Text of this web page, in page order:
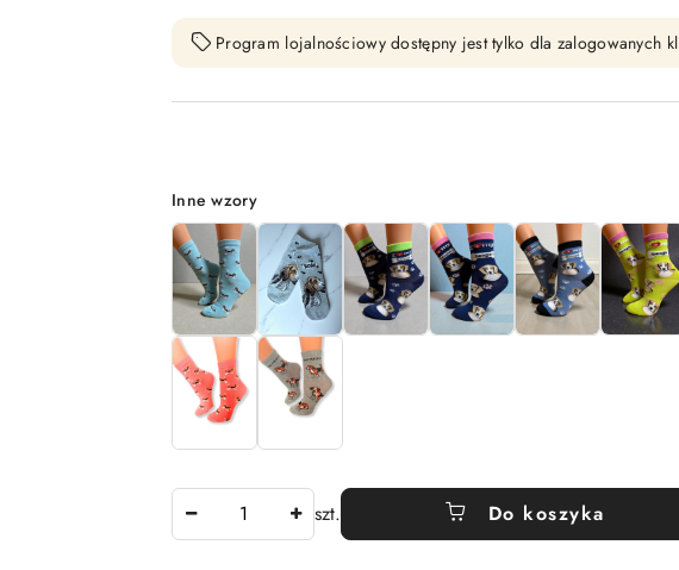
Program lojalnościowy dostępny jest tylko dla zalogowanych
Wariant
Inne wzory
szt. Do koszyka